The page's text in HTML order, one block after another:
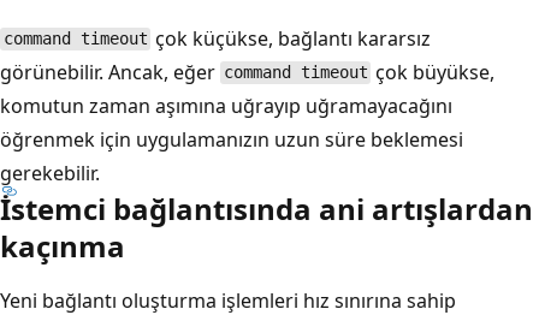
command timeout çok küçükse, bağlantı kararsız
görünebilir. Ancak, eğer command timeout çok büyükse,
komutun zaman aşımına uğrayıp uğramayacağını
öğrenmek için uygulamanızın uzun süre beklemesi
gerekebilir.
İstemci bağlantısında ani artışlardan
kaçınma
Yeni bağlantı oluşturma işlemleri hız sınırına sahip